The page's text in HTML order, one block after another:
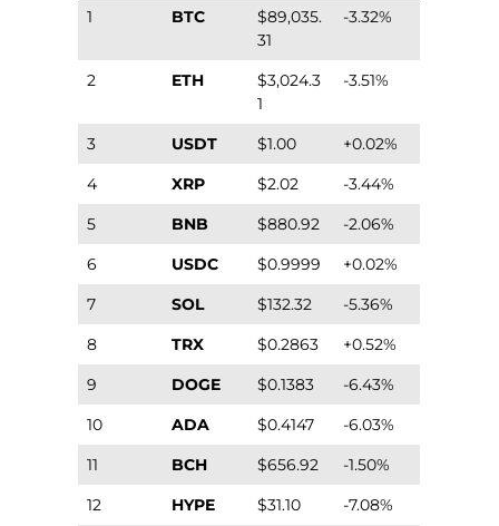
1 BTC
$89,035.
31
-3.32%
2 ETH
$3,024.3
1
-3.51%
3 USDT $1.00
+0.02%
4
XRP $2.02
-3.44%
5
BNB $880.92
-2.06%
6
USDC $0.9999
+0.02%
7
SOL $132.32
-5.36%
8
TRX $0.2863
+0.52%
9
DOGE $0.1383
-6.43%
10
ADA $0.4147
-6.03%
11
BCH $656.92
-1.50%
12
HYPE $31.10
-7.08%